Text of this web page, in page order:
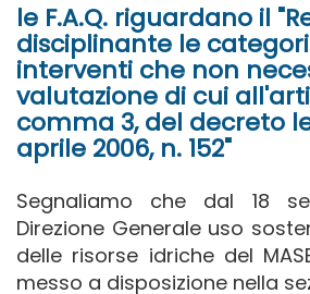
le F.A.Q. riguardano il
disciplinante le
interventi che non
valutazione di cui
comma 3, del decreto
aprile 2006, n. 152"
Segnaliamo che dal 18
Direzione Generale uso
delle risorse idriche del
messo a disposizione nella